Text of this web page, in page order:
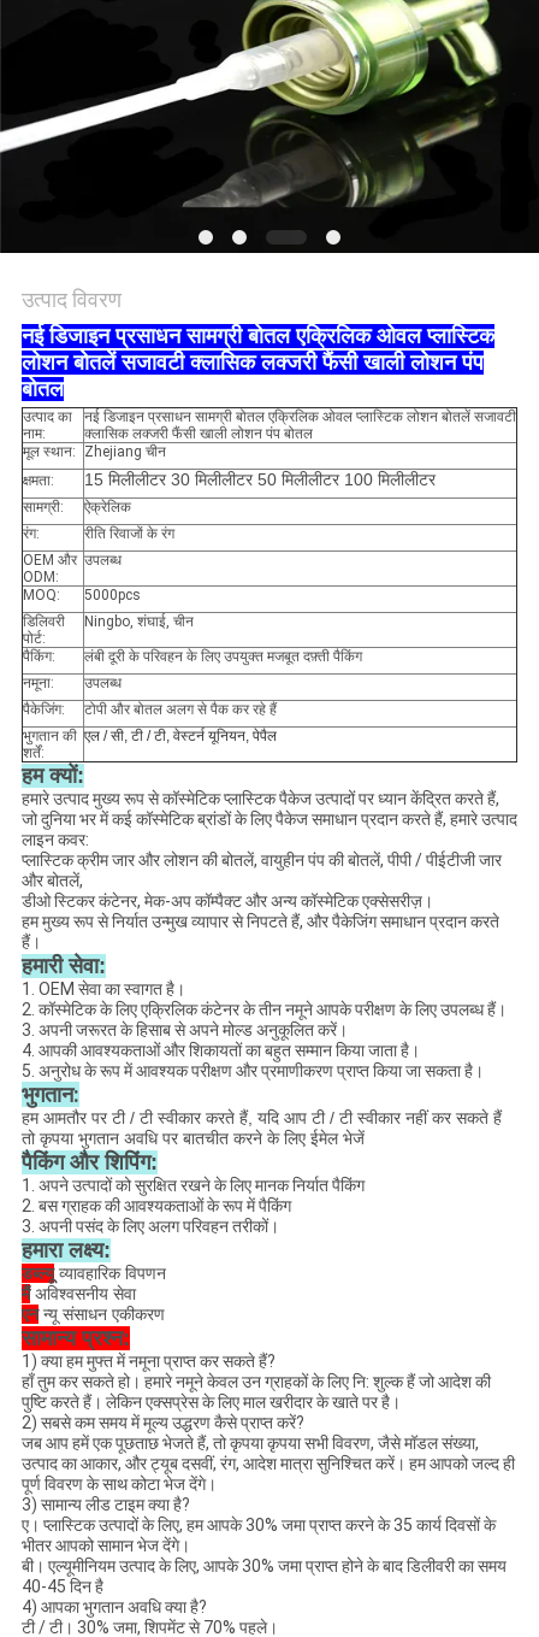
उत्पाद विवरण
नई डिजाइन प्रसाधन सामग्री बोतल एक्रिलिक ओवल प्लास्टिक
लोशन बोतलें सजावटी क्लासिक लक्जरी फैंसी खाली लोशन पंप
बोतल
उत्पाद का
नाम:
नई डिजाइन प्रसाधन सामग्री बोतल एक्रिलिक ओवल प्लास्टिक लोशन बोतलें सजावटी
क्लासिक लक्जरी फैंसी खाली लोशन पंप बोतल
मूल स्थान:
Zhejiang चीन
क्षमता:
15 मिलीलीटर 30 मिलीलीटर 50 मिलीलीटर 100 मिलीलीटर
सामग्री:
ऐक्रेलिक
रंग:
रीति रिवाजों के रंग
OEM और
ODM:
उपलब्ध
MOQ:
5000pcs
डिलिवरी
पोर्ट:
Ningbo, शंघाई, चीन
पैकिंग:
लंबी दूरी के परिवहन के लिए उपयुक्त मजबूत दफ़्ती पैकिंग
नमूना:
उपलब्ध
पैकेजिंग:
टोपी और बोतल अलग से पैक कर रहे हैं
भुगतान की
शर्तें:
एल / सी, टी / टी, वेस्टर्न यूनियन, पेपैल
हम क्यों:
हमारे उत्पाद मुख्य रूप से कॉस्मेटिक प्लास्टिक पैकेज उत्पादों पर ध्यान केंद्रित करते हैं,
जो दुनिया भर में कई कॉस्मेटिक ब्रांडों के लिए पैकेज समाधान प्रदान करते हैं, हमारे उत्पाद
लाइन कवर:
प्लास्टिक क्रीम जार और लोशन की बोतलें, वायुहीन पंप की बोतलें, पीपी / पीईटीजी जार
और बोतलें,
डीओ स्टिकर कंटेनर, मेक-अप कॉम्पैक्ट और अन्य कॉस्मेटिक एक्सेसरीज़।
हम मुख्य रूप से निर्यात उन्मुख व्यापार से निपटते हैं, और पैकेजिंग समाधान प्रदान करते
हैं।
हमारी सेवा:
1. OEM सेवा का स्वागत है।
2. कॉस्मेटिक के लिए एक्रिलिक कंटेनर के तीन नमूने आपके परीक्षण के लिए उपलब्ध हैं।
3. अपनी जरूरत के हिसाब से अपने मोल्ड अनुकूलित करें।
4. आपकी आवश्यकताओं और शिकायतों का बहुत सम्मान किया जाता है।
5. अनुरोध के रूप में आवश्यक परीक्षण और प्रमाणीकरण प्राप्त किया जा सकता है।
भुगतान:
हम आमतौर पर टी / टी स्वीकार करते हैं, यदि आप टी / टी स्वीकार नहीं कर सकते हैं
तो कृपया भुगतान अवधि पर बातचीत करने के लिए ईमेल भेजें
पैकिंग और शिपिंग:
1. अपने उत्पादों को सुरक्षित रखने के लिए मानक निर्यात पैकिंग
2. बस ग्राहक की आवश्यकताओं के रूप में पैकिंग
3. अपनी पसंद के लिए अलग परिवहन तरीकों।
हमारा लक्ष्य:
डब्ल्यूव्यावहारिक विपणन
मैंअविश्वसनीय सेवा
एनन्यू संसाधन एकीकरण
सामान्य प्रश्न:
1) क्या हम मुफ्त में नमूना प्राप्त कर सकते हैं?
हाँ तुम कर सकते हो। हमारे नमूने केवल उन ग्राहकों के लिए नि: शुल्क हैं जो आदेश की
पुष्टि करते हैं। लेकिन एक्सप्रेस के लिए माल खरीदार के खाते पर है।
2) सबसे कम समय में मूल्य उद्धरण कैसे प्राप्त करें?
जब आप हमें एक पूछताछ भेजते हैं, तो कृपया कृपया सभी विवरण, जैसे मॉडल संख्या,
उत्पाद का आकार, और ट्यूब दसवीं, रंग, आदेश मात्रा सुनिश्चित करें। हम आपको जल्द ही
पूर्ण विवरण के साथ कोटा भेज देंगे।
3) सामान्य लीड टाइम क्या है?
ए। प्लास्टिक उत्पादों के लिए, हम आपके 30% जमा प्राप्त करने के 35 कार्य दिवसों के
भीतर आपको सामान भेज देंगे।
बी। एल्यूमीनियम उत्पाद के लिए, आपके 30% जमा प्राप्त होने के बाद डिलीवरी का समय
40-45 दिन है
4) आपका भुगतान अवधि क्या है?
टी / टी। 30% जमा, शिपमेंट से 70% पहले।